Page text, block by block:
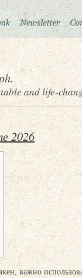
and life-
2026
важно